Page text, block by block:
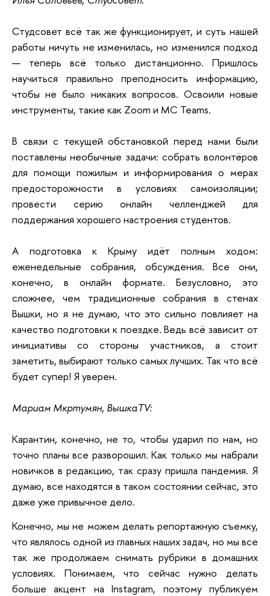
Студсовет всё так же функционирует, и суть нашей
работы ничуть не изменилась, но изменился подход
— теперь всё только дистанционно. Пришлось
научиться правильно преподносить информацию,
чтобы не было никаких вопросов. Освоили новые
инструменты, такие как Zoom и MC Teams.
В связи с текущей обстановкой перед нами были
поставлены необычные задачи: собрать волонтёров
для помощи пожилым и информирования о мерах
предосторожности в условиях самоизоляции;
провести серию онлайн челленджей для
поддержания хорошего настроения студентов.
А подготовка к Крыму идёт полным ходом:
еженедельные собрания, обсуждения. Все они,
конечно, в онлайн формате. Безусловно, это
сложнее, чем традиционные собрания в стенах
Вышки, но я не думаю, что это сильно повлияет на
качество подготовки к поездке. Ведь всё зависит от
инициативы со стороны участников, а стоит
заметить, выбирают только самых лучших. Так что всё
будет супер! Я уверен.
Мариам Мкртумян, ВышкаTV:
Карантин, конечно, не то, чтобы ударил по нам, но
точно планы все разворошил. Как только мы набрали
новичков в редакцию, так сразу пришла пандемия. Я
думаю, все находятся в таком состоянии сейчас, это
даже уже привычное дело.
Конечно, мы не можем делать репортажную съемку,
что являлось одной из главных наших задач, но мы все
так же продолжаем снимать рубрики в домашних
условиях. Понимаем, что сейчас нужно делать
больше акцент на Instagram, поэтому публикуем